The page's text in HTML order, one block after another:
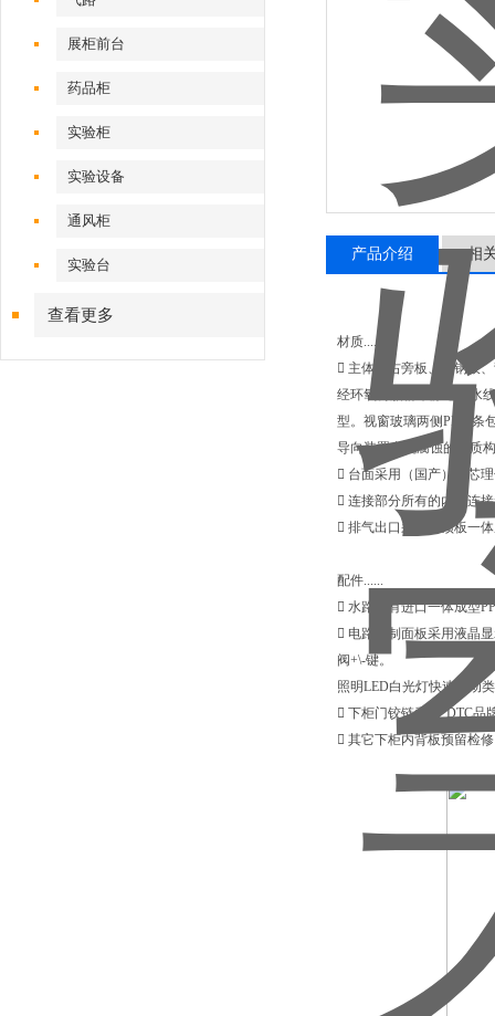
展柜前台
药品柜
实验柜
实验设备
通风柜
实验台
查看更多
产品介绍 相
材质......
 主体左右旁板、前钢板
经环氧树脂粉末静电流水
型。视窗玻璃两侧PP夹条
导向装置由抗腐蚀的材质
 台面采用（国产）实芯
 连接部分所有的内部连
 排气出口采用与顶板一
配件......
 水路配有进口一体成型
 电路控制面板采用液晶
阀+\-键。
照明LED白光灯快速启动
 下柜门铰链采用“DTC品
 其它下柜内背板预留检